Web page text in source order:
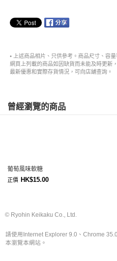
• 上述商品相片、只供參考。商品尺寸、容
網頁上列載的商品如因缺貨而未能及時更新
最新優惠和實際存貨情況，可向店舖查詢。
曾經瀏覽的商品
葡萄風味軟糖
正價 HK$15.00
© Ryohin Keikaku Co., Ltd.
請使用Internet Explorer 9.0、Chrome
本瀏覽本網站。